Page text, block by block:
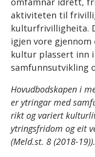
aktiviteten til
kulturfrivilligheita.
igjen vore
kultur plassert inn
samfunnsutvikling
Hovudbodskapen i
er ytringar med
rikt og variert
ytringsfridom og eit
(Meld.st. 8 (2018-19)).